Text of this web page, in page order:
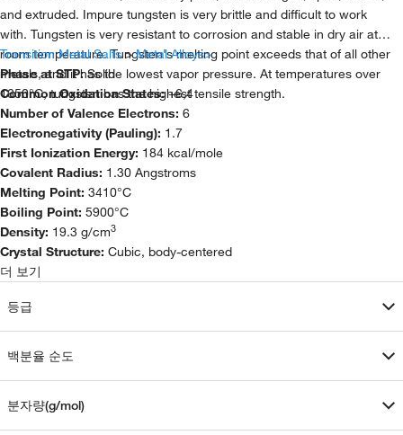
and extruded. Impure tungsten is very brittle and difficult to work
with. Tungsten is very resistant to corrosion and stable in dry air at
room temperature. Tungsten's melting point exceeds that of all other
metals, and it has the lowest vapor pressure. At temperatures over
1650°C, tungsten has the highest tensile strength.
Transition Metal Salts>Metal Alloys>
Phase at STP:Solid
Common Oxidation States:+6,4
Number of Valence Electrons: 6
Electronegativity (Pauling): 1.7
First Ionization Energy: 184 kcal/mole
Covalent Radius: 1.30 Angstroms
Melting Point: 3410°C
Boiling Point: 5900°C
Density: 19.3 g/cm3
Crystal Structure: Cubic, body-centered
더 보기
등급
백분율 순도
분자량(g/mol)